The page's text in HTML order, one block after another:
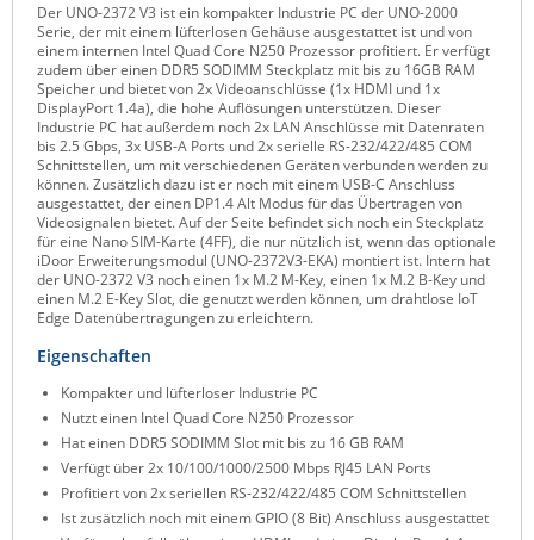
SIRIO Antenne
Sunbird
Tactical Software
TEKTELIC
Teltonika
Unwired Networks
Vision
WATTECO
ZPE Systems
News zu unseren Herstellern
Der UNO-2372 V3 ist ein kompakter Industrie PC der UNO-2000
Serie, der mit einem lüfterlosen Gehäuse ausgestattet ist und von
einem internen Intel Quad Core N250 Prozessor profitiert. Er verfügt
zudem über einen DDR5 SODIMM Steckplatz mit bis zu 16GB RAM
Speicher und bietet von 2x Videoanschlüsse (1x HDMI und 1x
DisplayPort 1.4a), die hohe Auflösungen unterstützen. Dieser
Industrie PC hat außerdem noch 2x LAN Anschlüsse mit Datenraten
bis 2.5 Gbps, 3x USB-A Ports und 2x serielle RS-232/422/485 COM
Schnittstellen, um mit verschiedenen Geräten verbunden werden zu
können. Zusätzlich dazu ist er noch mit einem USB-C Anschluss
ausgestattet, der einen DP1.4 Alt Modus für das Übertragen von
Videosignalen bietet. Auf der Seite befindet sich noch ein Steckplatz
für eine Nano SIM-Karte (4FF), die nur nützlich ist, wenn das optionale
iDoor Erweiterungsmodul (UNO-2372V3-EKA) montiert ist. Intern hat
der UNO-2372 V3 noch einen 1x M.2 M-Key, einen 1x M.2 B-Key und
einen M.2 E-Key Slot, die genutzt werden können, um drahtlose IoT
Edge Datenübertragungen zu erleichtern.
Eigenschaften
Kompakter und lüfterloser Industrie PC
Nutzt einen Intel Quad Core N250 Prozessor
Hat einen DDR5 SODIMM Slot mit bis zu 16 GB RAM
Verfügt über 2x 10/100/1000/2500 Mbps RJ45 LAN Ports
Profitiert von 2x seriellen RS-232/422/485 COM Schnittstellen
Ist zusätzlich noch mit einem GPIO (8 Bit) Anschluss ausgestattet